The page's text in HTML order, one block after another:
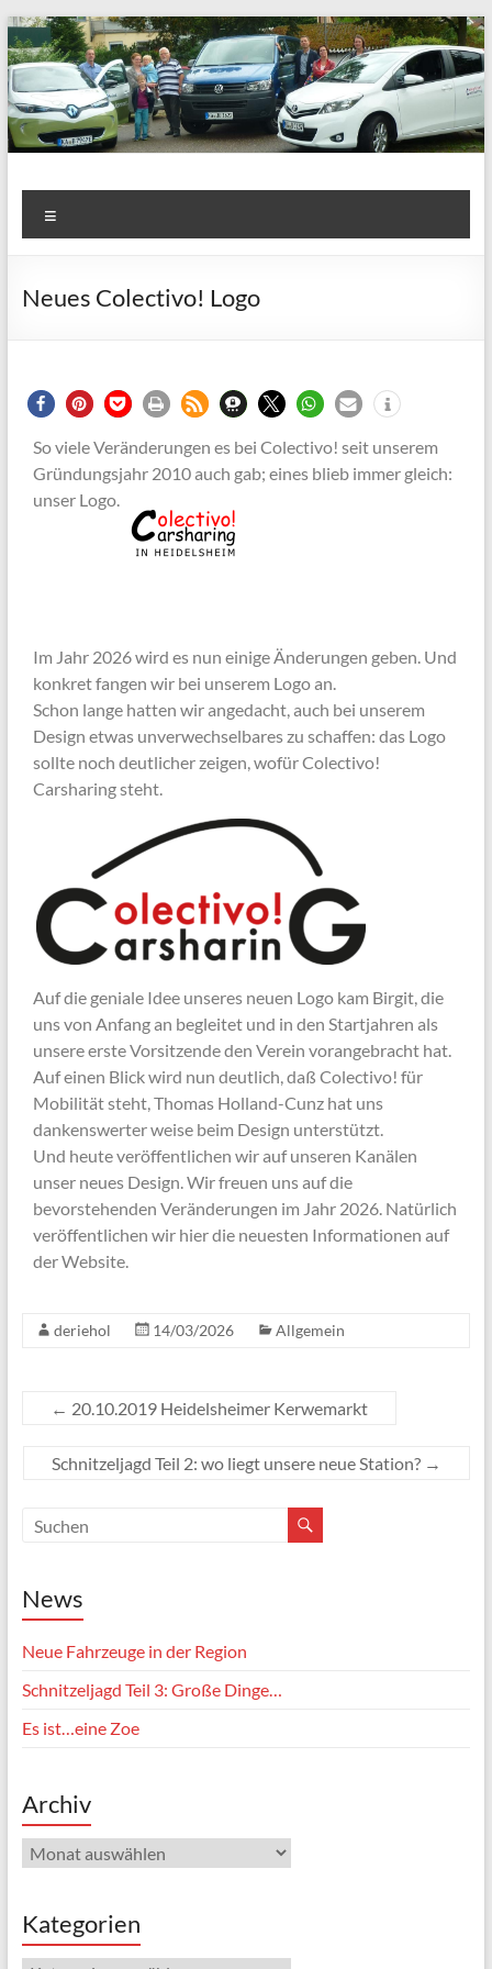
Colectivo Carsharing e.V.
Carsharing in Heidelsheim
Neues Colectivo! Logo
So viele Veränderungen es bei Colectivo! seit unserem
Gründungsjahr 2010 auch gab; eines blieb immer gleich:
unser Logo.
Im Jahr 2026 wird es nun einige Änderungen geben. Und
konkret fangen wir bei unserem Logo an.
Schon lange hatten wir angedacht, auch bei unserem
Design etwas unverwechselbares zu schaffen: das Logo
sollte noch deutlicher zeigen, wofür Colectivo!
Carsharing steht.
Auf die geniale Idee unseres neuen Logo kam Birgit, die
uns von Anfang an begleitet und in den Startjahren als
unsere erste Vorsitzende den Verein vorangebracht hat.
Auf einen Blick wird nun deutlich, daß Colectivo! für
Mobilität steht, Thomas Holland-Cunz hat uns
dankenswerter weise beim Design unterstützt.
Und heute veröffentlichen wir auf unseren Kanälen
unser neues Design. Wir freuen uns auf die
bevorstehenden Veränderungen im Jahr 2026. Natürlich
veröffentlichen wir hier die neuesten Informationen auf
der Website.
deriehol 14/03/2026 Allgemein
← 20.10.2019 Heidelsheimer Kerwemarkt
Schnitzeljagd Teil 2: wo liegt unsere neue Station? →
News
Neue Fahrzeuge in der Region
Schnitzeljagd Teil 3: Große Dinge…
Es ist…eine Zoe
Archiv
Kategorien